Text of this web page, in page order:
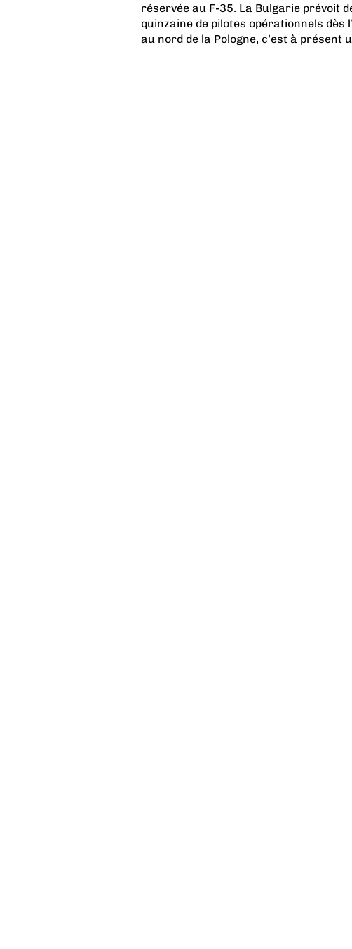
réservée au F-35. La Bulgarie prévoit
quinzaine de pilotes opérationnels dès
au nord de la Pologne, c’est à présent